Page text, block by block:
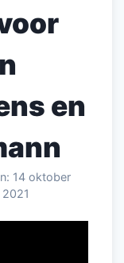
en
14 oktober